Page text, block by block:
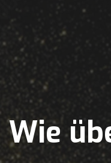
Wie